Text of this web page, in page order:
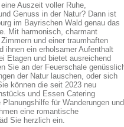
Auszeit voller Ruhe,
Genuss in der Natur? Dann ist
im Bayrischen Wald genau das
Mit harmonisch, charmant
und einer traumhaften
ihnen ein erholsamer Aufenthalt
Etagen und bietet ausreichend
Sie an der Feuerschale
der Natur lauschen, oder sich
können die seit 2023 neu
und Essen Catering
für Wanderungen und
eine romantische
Sie herzlich ein.